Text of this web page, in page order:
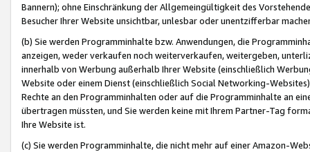
Bannern); ohne Einschränkung der Allgemeingültigkeit des
Besucher Ihrer Website unsichtbar, unlesbar oder unentzifferbar
(b) Sie werden Programminhalte bzw. Anwendungen, die
anzeigen, weder verkaufen noch weiterverkaufen, weitergeben,
innerhalb von Werbung außerhalb Ihrer Website (einschließlich
Website oder einem Dienst (einschließlich Social Networking-
Rechte an den Programminhalten oder auf die Programminhalte an
übertragen müssten, und Sie werden keine mit Ihrem Partner-Tag
Ihre Website ist.
(c) Sie werden Programminhalte, die nicht mehr auf einer Amazon-